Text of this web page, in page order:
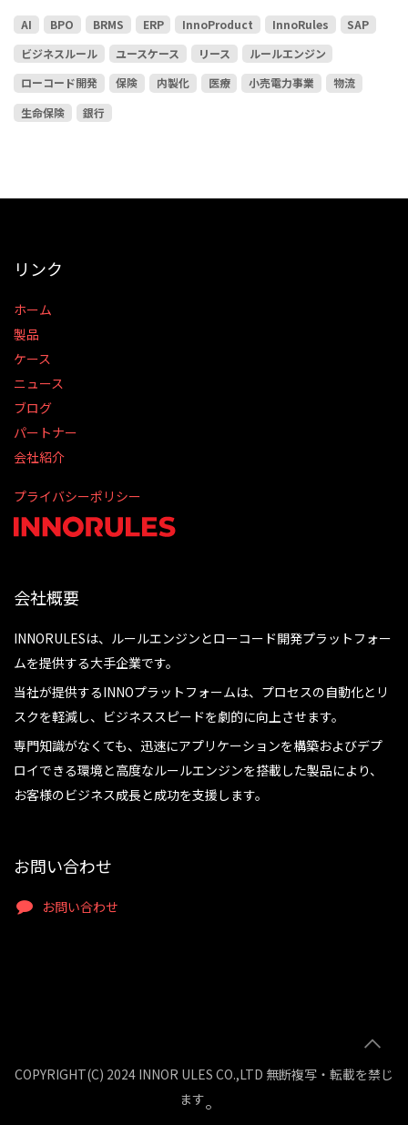
AI BPO BRMS ERP InnoProduct InnoRules
SAP
ビジネスルール
ユースケース リース
ルールエンジン
ローコード開発
保険 内製化 医療 小売電力事業
物流
生命保険
銀行
リンク
ホーム
製品
ケース
ニュース
ブログ
パートナー
会社紹介
プライバシーポリシー
会社概要
INNORULESは、ルールエンジンとローコード開発プラットフォー
ムを提供する大手企業です。
当社が提供するINNOプラットフォームは、プロセスの自動化とリ
スクを軽減し、ビジネススピードを劇的に向上させます。
専門知識がなくても、迅速にアプリケーションを構築およびデプ
ロイできる環境と高度なルールエンジンを搭載した製品により、
お客様のビジネス成長と成功を支援します。
お問い合わせ
お問い合わせ
COPYRIGHT(C) 2024 INNOR ULES CO.,LTD 無断複写・転載を禁じ
ます。